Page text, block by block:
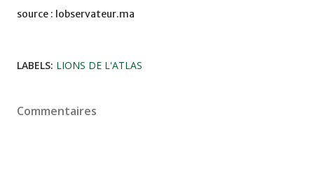
source : lobservateur.ma
LABELS: LIONS DE L'ATLAS
Commentaires